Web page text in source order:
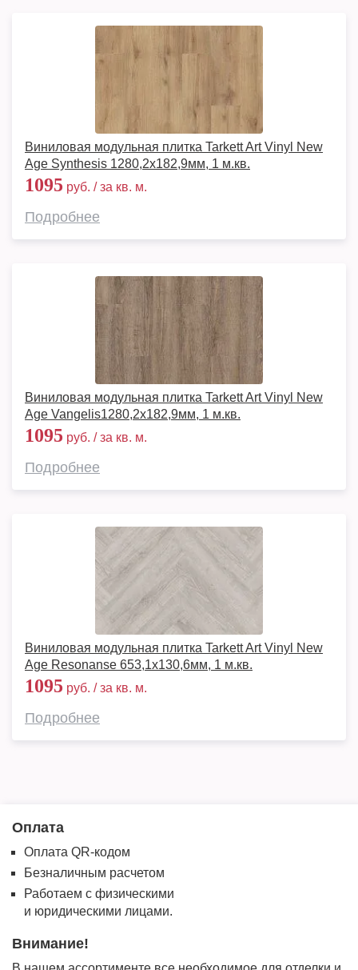
Виниловая модульная плитка Tarkett Art Vinyl New
Age Synthesis 1280,2х182,9мм, 1 м.кв.
1095 руб. / за кв. м.
Подробнее
Виниловая модульная плитка Tarkett Art Vinyl New
Age Vangelis1280,2х182,9мм, 1 м.кв.
1095 руб. / за кв. м.
Подробнее
Виниловая модульная плитка Tarkett Art Vinyl New
Age Resonanse 653,1х130,6мм, 1 м.кв.
1095 руб. / за кв. м.
Подробнее
Оплата
Оплата QR-кодом
Безналичным расчетом
Работаем с физическими
и юридическими лицами.
Внимание!